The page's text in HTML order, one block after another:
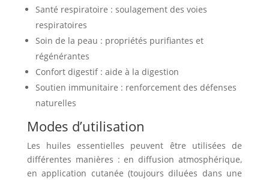
Santé respiratoire : soulagement des voies
respiratoires
Soin de la peau : propriétés purifiantes et
régénérantes
Confort digestif : aide à la digestion
Soutien immunitaire : renforcement des défenses
naturelles
Modes d’utilisation
Les huiles essentielles peuvent être utilisées de
différentes manières : en diffusion atmosphérique,
en application cutanée (toujours diluées dans une